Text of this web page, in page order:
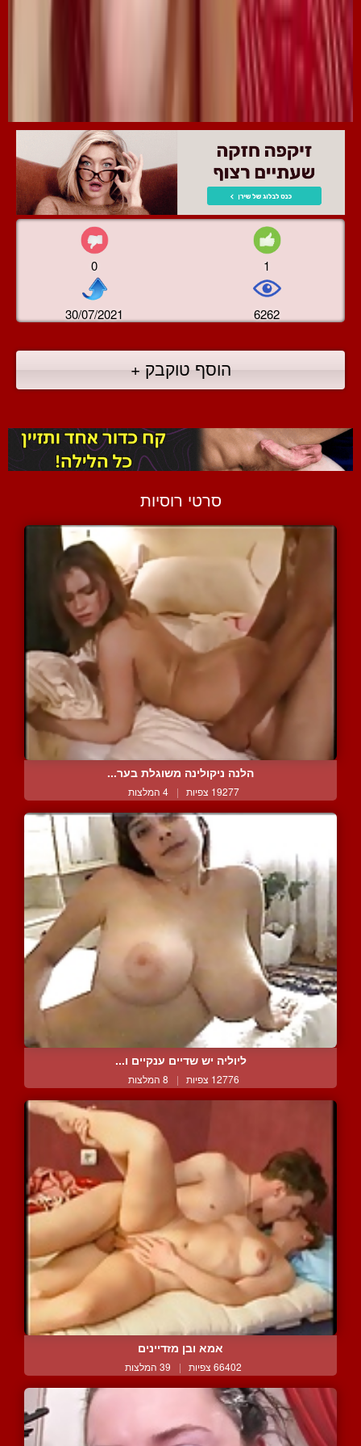
0 1
30/07/2021 6262
הוסף טוקבק +
סרטי רוסיות
הלנה ניקולינה משוגלת בער...
19277 צפיות | 4 המלצות
ליוליה יש שדיים ענקיים ו...
12776 צפיות | 8 המלצות
אמא ובן מזדיינים
66402 צפיות | 39 המלצות